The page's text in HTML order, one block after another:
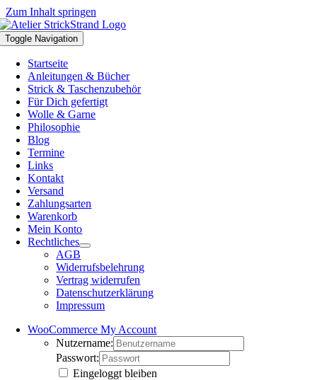
Zum Inhalt springen
Toggle Navigation
Startseite
Anleitungen & Bücher
Strick & Taschenzubehör
Für Dich gefertigt
Wolle & Garne
Philosophie
Blog
Termine
Links
Kontakt
Versand
Zahlungsarten
Warenkorb
Mein Konto
Rechtliches
AGB
Widerrufsbelehrung
Vertrag widerrufen
Datenschutzerklärung
Impressum
WooCommerce My Account
Nutzername:
Passwort:
Eingeloggt bleiben